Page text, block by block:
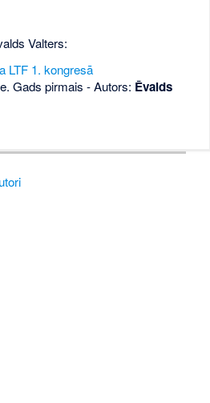
Valters:
LTF 1. kongresā
Gads pirmais - Autors: Ēvalds